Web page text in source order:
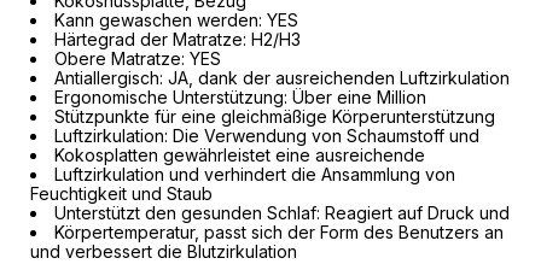
Kann gewaschen werden: YES
Härtegrad der Matratze: H2/H3
Obere Matratze: YES
Antiallergisch: JA, dank der ausreichenden Luftzirkulation
Ergonomische Unterstützung: Über eine Million
Stützpunkte für eine gleichmäßige Körperunterstützung
Luftzirkulation: Die Verwendung von Schaumstoff und
Kokosplatten gewährleistet eine ausreichende
Luftzirkulation und verhindert die Ansammlung von
Feuchtigkeit und Staub
Unterstützt den gesunden Schlaf: Reagiert auf Druck und
Körpertemperatur, passt sich der Form des Benutzers an
und verbessert die Blutzirkulation